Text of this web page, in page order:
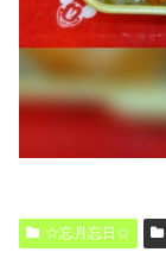
☆忘月忘日☆